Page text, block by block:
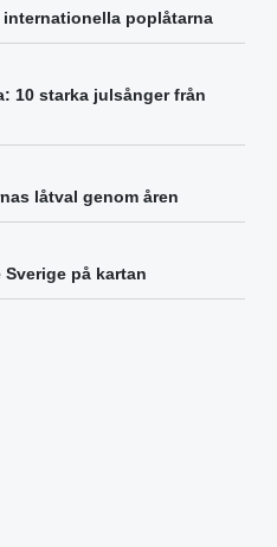
internationella poplåtarna
10 starka julsånger från
låtval genom åren
på kartan